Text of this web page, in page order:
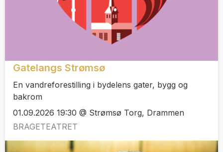
Gatelangs Strømsø
En vandreforestilling i bydelens gater, bygg og
bakrom
01.09.2026 19:30 @ Strømsø Torg, Drammen
BRAGETEATRET